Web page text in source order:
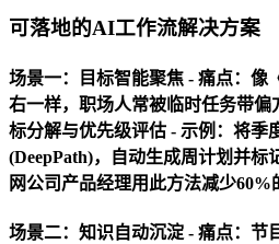
可落地的AI工作流解决方案
场景一：目标智能聚焦 - 痛点：像
右一样，职场人常被临时任务带偏
标分解与优先级评估 - 示例：将季
(DeepPath)，自动生成周计划并标
网公司产品经理用此方法减少60%
场景二：知识自动沉淀 - 痛点：节